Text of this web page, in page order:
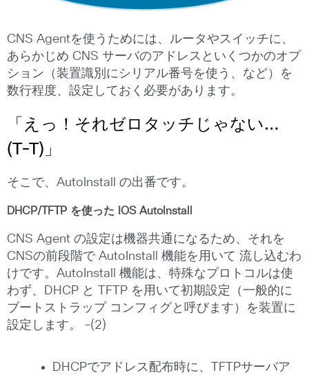
CNS Agentを使うためには、ルータやスイッチに、
あらかじめ CNS サーバのアドレスといくつかのオプ
ション（装置識別にシリアル番号を使う、など）を
数行程度、設定しておく必要があります。
「えっ！それゼロタッチじゃない…
(T-T)」
そこで、AutoInstall の出番です。
DHCP/TFTP を使った IOS AutoInstall
CNS Agent の設定は機器共通になるため、それを
CNSの前段階で AutoInstall 機能を用いて 流し込むわ
けです。AutoInstall 機能は、特殊なプロトコルは使
わず、DHCP と TFTP を用いて初期設定（一般的に
ブートストラップ コンフィグと呼びます）を装置に
設定します。 –(2)
DHCPでアドレス配布時に、TFTPサーバア